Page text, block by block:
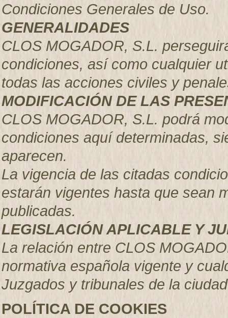
Condiciones Generales de Uso.
GENERALIDADES
CLOS MOGADOR, S.L.
condiciones, así como cualquier
todas las acciones civiles y
MODIFICACIÓN DE LAS
CLOS MOGADOR, S.L. podrá
condiciones aquí determinadas,
aparecen.
La vigencia de las citadas
estarán vigentes hasta que sean
publicadas.
LEGISLACIÓN APLICABLE Y
La relación entre CLOS
normativa española vigente y
Juzgados y tribunales de la
POLÍTICA DE COOKIES